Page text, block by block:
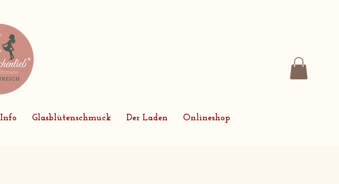
Info Glasblütenschmuck Der Laden Onlineshop